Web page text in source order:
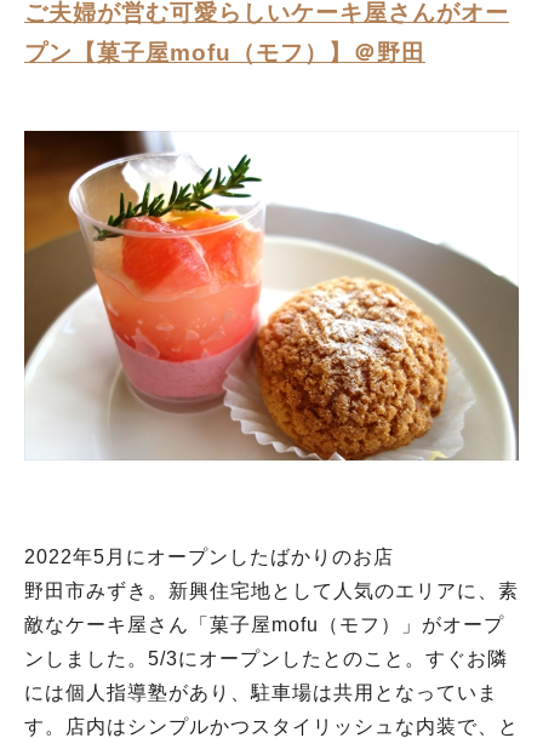
ご夫婦が営む可愛らしいケーキ屋さんがオー
プン【菓子屋mofu（モフ）】＠野田
2022年5月にオープンしたばかりのお店
野田市みずき。新興住宅地として人気のエリアに、素
敵なケーキ屋さん「菓子屋mofu（モフ）」がオープ
ンしました。5/3にオープンしたとのこと。すぐお隣
には個人指導塾があり、駐車場は共用となっていま
す。店内はシンプルかつスタイリッシュな内装で、と